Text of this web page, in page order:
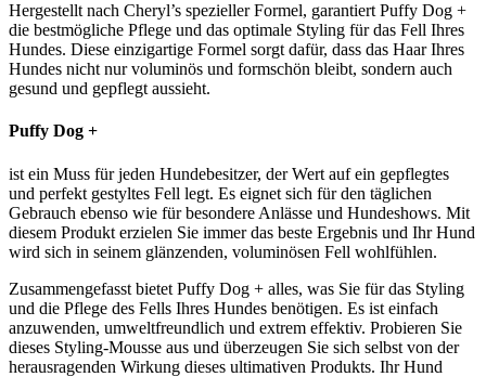
Hergestellt nach Cheryl’s spezieller Formel, garantiert Puffy Dog +
die bestmögliche Pflege und das optimale Styling für das Fell Ihres
Hundes. Diese einzigartige Formel sorgt dafür, dass das Haar Ihres
Hundes nicht nur voluminös und formschön bleibt, sondern auch
gesund und gepflegt aussieht.
Puffy Dog +
ist ein Muss für jeden Hundebesitzer, der Wert auf ein gepflegtes
und perfekt gestyltes Fell legt. Es eignet sich für den täglichen
Gebrauch ebenso wie für besondere Anlässe und Hundeshows. Mit
diesem Produkt erzielen Sie immer das beste Ergebnis und Ihr Hund
wird sich in seinem glänzenden, voluminösen Fell wohlfühlen.
Zusammengefasst bietet Puffy Dog + alles, was Sie für das Styling
und die Pflege des Fells Ihres Hundes benötigen. Es ist einfach
anzuwenden, umweltfreundlich und extrem effektiv. Probieren Sie
dieses Styling-Mousse aus und überzeugen Sie sich selbst von der
herausragenden Wirkung dieses ultimativen Produkts. Ihr Hund